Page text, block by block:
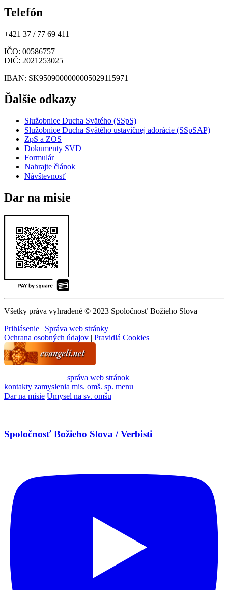
Telefón
+421 37 / 77 69 411
IČO: 00586757
DIČ: 2021253025
IBAN: SK9509000000005029115971
Ďalšie odkazy
Služobnice Ducha Svätého (SSpS)
Služobnice Ducha Svätého ustavičnej adorácie (SSpSAP)
ZpS a ZOS
Dokumenty SVD
Formulár
Nahrajte článok
Návštevnosť
Dar na misie
Všetky práva vyhradené © 2023 Spoločnosť Božieho Slova
Prihlásenie | Správa web stránky
Ochrana osobných údajov | Pravidlá Cookies
správa web stránok
kontakty zamyslenia mis. omš. sp. menu
Dar na misie Úmysel na sv. omšu
Spoločnosť Božieho Slova / Verbisti